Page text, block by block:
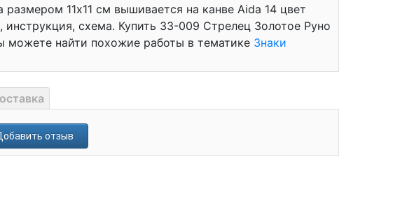
размером 11x11 см вышивается на канве Aida 14 цвет
схема. Купить ЗЗ-009 Стрелец Золотое Руно
можете найти похожие работы в тематике Знаки
отзыв